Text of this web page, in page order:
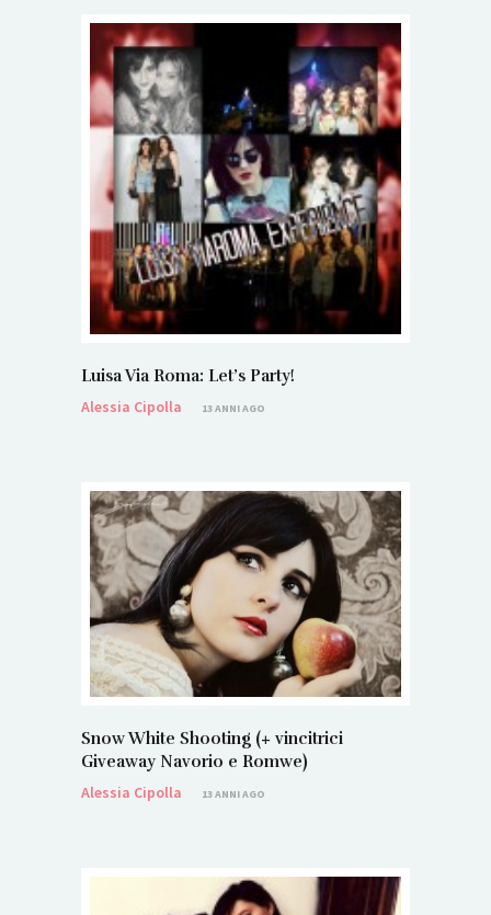
Luisa Via Roma: Let’s Party!
Alessia Cipolla
13 ANNI AGO
Snow White Shooting (+ vincitrici
Giveaway Navorio e Romwe)
Alessia Cipolla
13 ANNI AGO